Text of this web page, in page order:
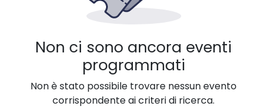
Non ci sono ancora eventi
programmati
Non è stato possibile trovare nessun evento
corrispondente ai criteri di ricerca.